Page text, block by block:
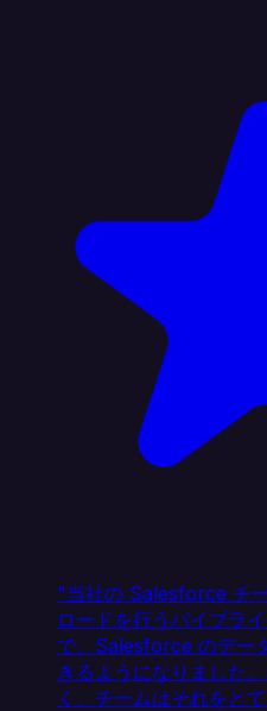
"当社の Salesforce チ
ロードを行うパイプラ
で、Salesforce のデー
きるようになりました
く、チームはそれをと